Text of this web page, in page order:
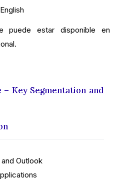
puede estar disponible en
Key Segmentation and
Outlook